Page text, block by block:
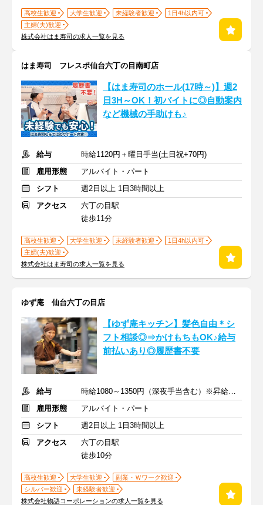
高校生歓迎 大学生歓迎 未経験者歓迎
1日4h以内可
主婦(夫)歓迎
株式会社はま寿司の求人一覧を見る
はま寿司 フレスポ仙台六丁の目南町店
【はま寿司のホール(17時～)】週2
日3H～OK！初バイトに◎自動案内
など機械の手助けも♪
給与
時給1120円＋曜日手当(土日祝+70円)
雇用形態
アルバイト・パート
シフト
週2日以上 1日3時間以上
アクセス
六丁の目駅
徒歩11分
高校生歓迎 大学生歓迎 未経験者歓迎
1日4h以内可
主婦(夫)歓迎
株式会社はま寿司の求人一覧を見る
ゆず庵 仙台六丁の目店
【ゆず庵キッチン】髪色自由＊シ
フト相談◎⇒かけもちもOK♪給与
前払いあり◎履歴書不要
給与
時給1080～1350円（深夜手当含む）※昇給は随時あり
雇用形態
アルバイト・パート
シフト
週2日以上 1日3時間以上
アクセス
六丁の目駅
徒歩10分
高校生歓迎 大学生歓迎
副業・Ｗワーク歓迎
シルバー歓迎
未経験者歓迎
株式会社物語コーポレーションの求人一覧を見る